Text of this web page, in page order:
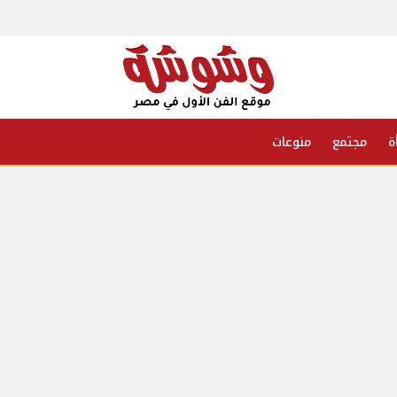
مجتمع منوعات